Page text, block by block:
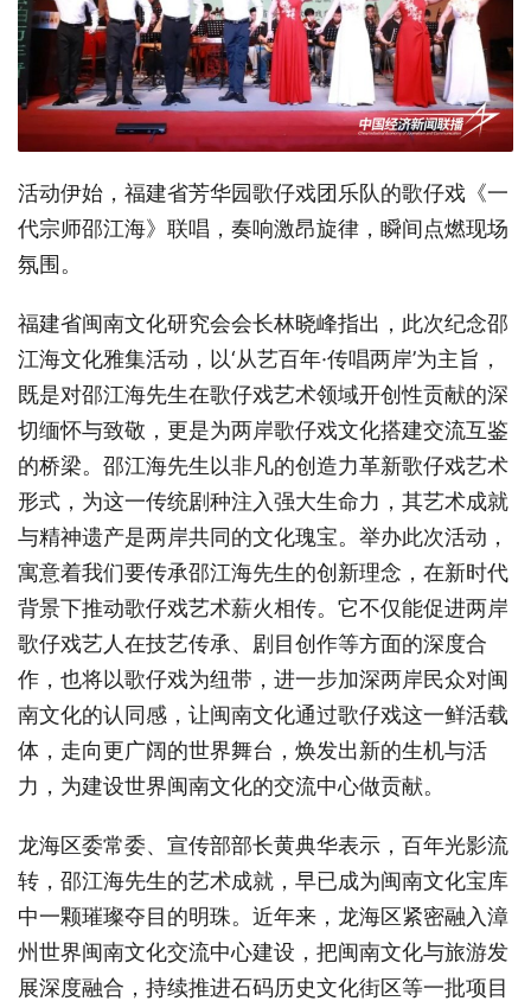
活动伊始，福建省芳华园歌仔戏团乐队的歌仔戏《一
代宗师邵江海》联唱，奏响激昂旋律，瞬间点燃现场
氛围。
福建省闽南文化研究会会长林晓峰指出，此次纪念邵
江海文化雅集活动，以‘从艺百年·传唱两岸’为主旨，
既是对邵江海先生在歌仔戏艺术领域开创性贡献的深
切缅怀与致敬，更是为两岸歌仔戏文化搭建交流互鉴
的桥梁。邵江海先生以非凡的创造力革新歌仔戏艺术
形式，为这一传统剧种注入强大生命力，其艺术成就
与精神遗产是两岸共同的文化瑰宝。举办此次活动，
寓意着我们要传承邵江海先生的创新理念，在新时代
背景下推动歌仔戏艺术薪火相传。它不仅能促进两岸
歌仔戏艺人在技艺传承、剧目创作等方面的深度合
作，也将以歌仔戏为纽带，进一步加深两岸民众对闽
南文化的认同感，让闽南文化通过歌仔戏这一鲜活载
体，走向更广阔的世界舞台，焕发出新的生机与活
力，为建设世界闽南文化的交流中心做贡献。
龙海区委常委、宣传部部长黄典华表示，百年光影流
转，邵江海先生的艺术成就，早已成为闽南文化宝库
中一颗璀璨夺目的明珠。近年来，龙海区紧密融入漳
州世界闽南文化交流中心建设，把闽南文化与旅游发
展深度融合，持续推进石码历史文化街区等一批项目